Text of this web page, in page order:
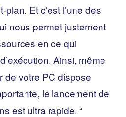
plan. Et c’est l’une des
nous permet justement
en ce qui
Ainsi, même
de votre PC dispose
le lancement de
est ultra rapide. “